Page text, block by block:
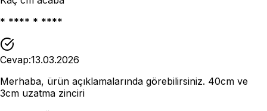
* **** * ****
Cevap:13.03.2026
Merhaba, ürün açıklamalarında görebilirsiniz. 40cm ve
3cm uzatma zinciri